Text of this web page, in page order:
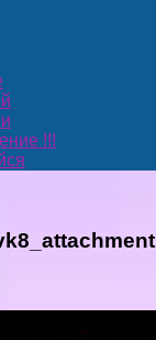
!!!